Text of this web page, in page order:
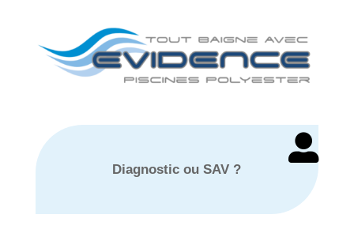
Diagnostic ou SAV ?
